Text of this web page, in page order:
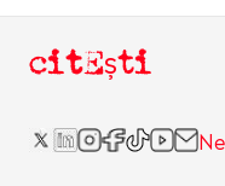
citEști